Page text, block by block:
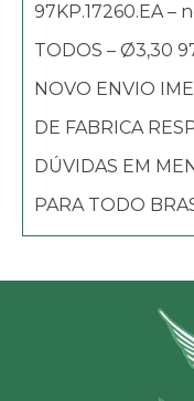
97KP.17260.EA –
TODOS – Ø3,30
NOVO ENVIO
DE FABRICA
DÚVIDAS EM
PARA TODO